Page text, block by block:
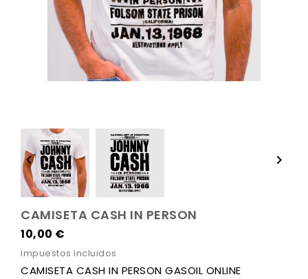
 
CAMISETA CASH IN PERSON
10,00 €
Impuestos incluidos
CAMISETA CASH IN PERSON GASOIL ONLINE